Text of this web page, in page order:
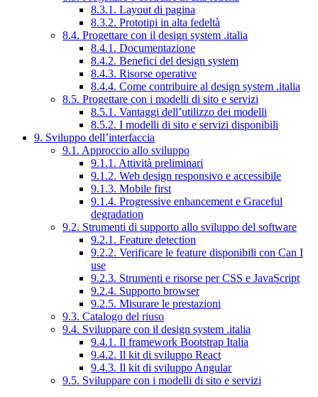
8.3.1. Layout di pagina
8.3.2. Prototipi in alta fedeltà
8.4. Progettare con il design system .italia
8.4.1. Documentazione
8.4.2. Benefici del design system
8.4.3. Risorse operative
8.4.4. Come contribuire al design system .italia
8.5. Progettare con i modelli di sito e servizi
8.5.1. Vantaggi dell’utilizzo dei modelli
8.5.2. I modelli di sito e servizi disponibili
9. Sviluppo dell’interfaccia
9.1. Approccio allo sviluppo
9.1.1. Attività preliminari
9.1.2. Web design responsivo e accessibile
9.1.3. Mobile first
9.1.4. Progressive enhancement e Graceful
degradation
9.2. Strumenti di supporto allo sviluppo del software
9.2.1. Feature detection
9.2.2. Verificare le feature disponibili con Can I
use
9.2.3. Strumenti e risorse per CSS e JavaScript
9.2.4. Supporto browser
9.2.5. Misurare le prestazioni
9.3. Catalogo del riuso
9.4. Sviluppare con il design system .italia
9.4.1. Il framework Bootstrap Italia
9.4.2. Il kit di sviluppo React
9.4.3. Il kit di sviluppo Angular
9.5. Sviluppare con i modelli di sito e servizi